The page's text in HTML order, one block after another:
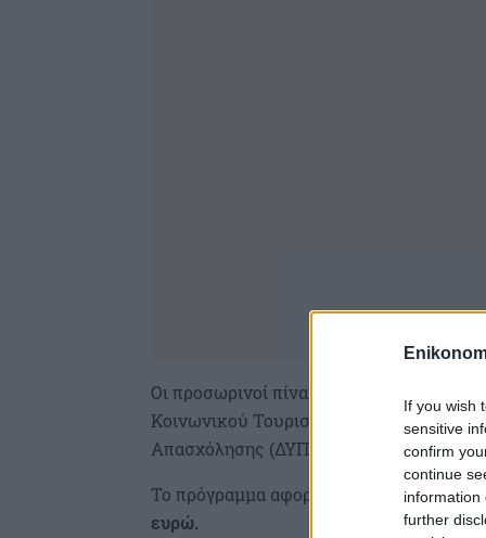
If you wish
sensitive
confirm
continue
information
further
Οι προσωρινοί πίνακες Δικαιούχων,
Κοινωνικού Τουρισμού Εργαζομένων –
Απασχόλησης (ΔΥΠΑ) αναρτήθηκαν στον
Το πρόγραμμα αφορά
300.000 επιταγές
ευρώ.